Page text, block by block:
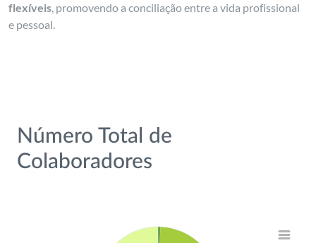
flexíveis, promovendo a conciliação entre a vida profissional
e pessoal.
Número Total de
Colaboradores